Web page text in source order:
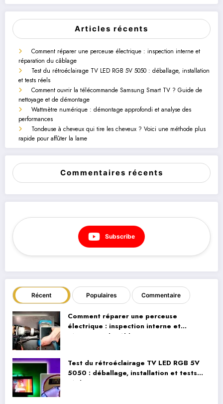
Articles récents
Comment réparer une perceuse électrique : inspection interne et
réparation du câblage
Test du rétroéclairage TV LED RGB 5V 5050 : déballage, installation
et tests réels
Comment ouvrir la télécommande Samsung Smart TV ? Guide de
nettoyage et de démontage
Wattmètre numérique : démontage approfondi et analyse des
performances
Tondeuse à cheveux qui tire les cheveux ? Voici une méthode plus
rapide pour affûter la lame
Commentaires récents
Subscribe
Récent Populaires Commentaire
Comment réparer une perceuse
électrique : inspection interne et
réparation du câblage
Test du rétroéclairage TV LED RGB 5V
5050 : déballage, installation et tests
réels